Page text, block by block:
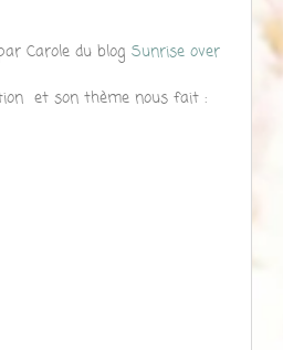
Carole du blog Sunrise over
et son thème nous fait :